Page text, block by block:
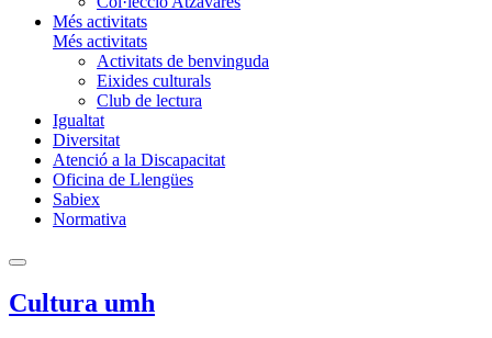
Més activitats
Més activitats
Activitats de benvinguda
Eixides culturals
Club de lectura
Igualtat
Diversitat
Atenció a la Discapacitat
Oficina de Llengües
Sabiex
Normativa
Cultura umh